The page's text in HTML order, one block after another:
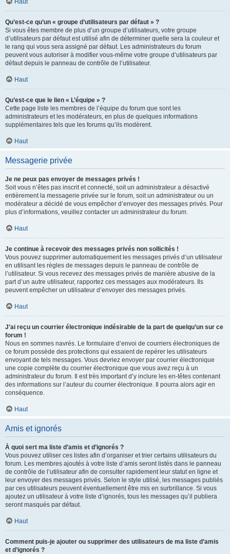
Haut
Qu’est-ce qu’un « groupe d’utilisateurs par défaut » ?
Si vous êtes membre de plus d’un groupe d’utilisateurs, votre groupe
d’utilisateurs par défaut est utilisé afin de déterminer quelle sera la couleur et
le rang qui vous sera assigné par défaut. Les administrateurs du forum
peuvent vous autoriser à modifier vous-même votre groupe d’utilisateurs par
défaut depuis le panneau de contrôle de l’utilisateur.
Haut
Qu’est-ce que le lien « L’équipe » ?
Cette page liste les membres de l’équipe du forum que sont les
administrateurs et les modérateurs, en plus de quelques informations
supplémentaires tels que les forums qu’ils modèrent.
Haut
Messagerie privée
Je ne peux pas envoyer de messages privés !
Soit vous n’êtes pas inscrit et connecté, soit un administrateur a désactivé
entièrement la messagerie privée sur le forum, soit un administrateur ou un
modérateur a décidé de vous empêcher d’envoyer des messages privés. Pour
plus d’informations, veuillez contacter un administrateur du forum.
Haut
Je continue à recevoir des messages privés non sollicités !
Vous pouvez supprimer automatiquement les messages privés d’un utilisateur
en utilisant les règles de messages depuis le panneau de contrôle de
l’utilisateur. Si vous recevez des messages privés de manière abusive de la
part d’un autre utilisateur, rapportez ces messages aux modérateurs. Ils
peuvent empêcher un utilisateur d’envoyer des messages privés.
Haut
J’ai reçu un courrier électronique indésirable de la part de quelqu’un sur ce
forum !
Nous en sommes navrés. Le formulaire d’envoi de courriers électroniques de
ce forum possède des protections qui essaient de repérer les utilisateurs
envoyant de tels messages. Vous devriez envoyer par courrier électronique
une copie complète du courrier électronique que vous avez reçu à un
administrateur du forum. Il est très important d’y inclure les en-têtes contenant
des informations sur l’auteur du courrier électronique. Il pourra alors agir en
conséquence.
Haut
Amis et ignorés
À quoi sert ma liste d’amis et d’ignorés ?
Vous pouvez utiliser ces listes afin d’organiser et trier certains utilisateurs du
forum. Les membres ajoutés à votre liste d’amis seront listés dans le panneau
de contrôle de l’utilisateur afin de consulter rapidement leur statut en ligne et
leur envoyer des messages privés. Selon le style utilisé, les messages publiés
par ces utilisateurs peuvent éventuellement être mis en surbrillance. Si vous
ajoutez un utilisateur à votre liste d’ignorés, tous les messages qu’il publiera
seront masqués par défaut.
Haut
Comment puis-je ajouter ou supprimer des utilisateurs de ma liste d’amis
et d’ignorés ?